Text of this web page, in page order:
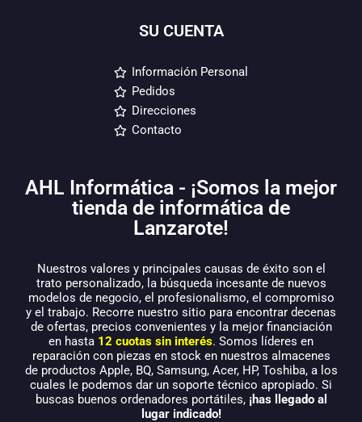
SU CUENTA
Información Personal
Pedidos
Direcciones
Contacto
AHL Informática - ¡Somos la mejor
tienda de informática de
Lanzarote!
Nuestros valores y principales causas de éxito son el
trato personalizado, la búsqueda incesante de nuevos
modelos de negocio, el profesionalismo, el compromiso
y el trabajo. Recorre nuestro sitio para encontrar decenas
de ofertas, precios convenientes y la mejor financiación
en hasta 12 cuotas sin interés. Somos líderes en
reparación con piezas en stock en nuestros almacenes
de productos Apple, BQ, Samsung, Acer, HP, Toshiba, a los
cuales le podemos dar un soporte técnico apropiado. Si
buscas buenos ordenadores portátiles, ¡has llegado al
lugar indicado!